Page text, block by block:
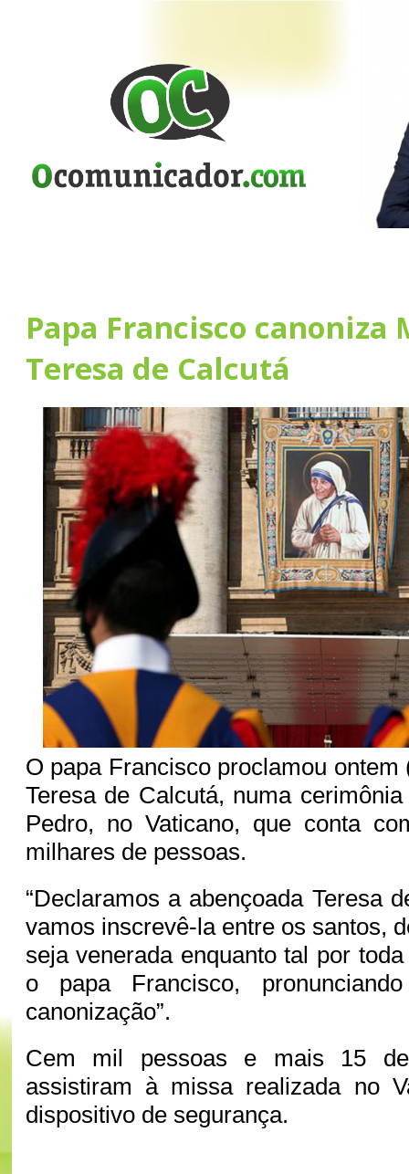
Papa Francisco canoniza
Teresa de Calcutá
O papa Francisco proclamou ontem
Teresa de Calcutá, numa
Pedro, no Vaticano, que conta
milhares de pessoas.
“Declaramos a abençoada Teresa
vamos inscrevê-la entre os santos,
seja venerada enquanto tal por
o papa Francisco,
canonização”.
Cem mil pessoas e mais 15
assistiram à missa realizada no
dispositivo de segurança.